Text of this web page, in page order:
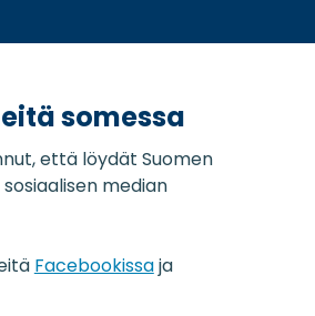
somessa
että löydät Suomen
median
Facebookissaja